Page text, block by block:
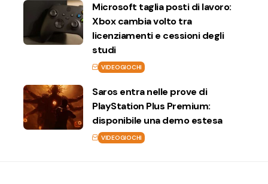
Microsoft taglia posti di lavoro:
Xbox cambia volto tra
licenziamenti e cessioni degli
studi
VIDEOGIOCHI
Saros entra nelle prove di
PlayStation Plus Premium:
disponibile una demo estesa
VIDEOGIOCHI